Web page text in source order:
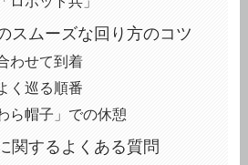
スムーズな回り方のコツ
わせて到着
く巡る順番
ら帽子」での休憩
関するよくある質問